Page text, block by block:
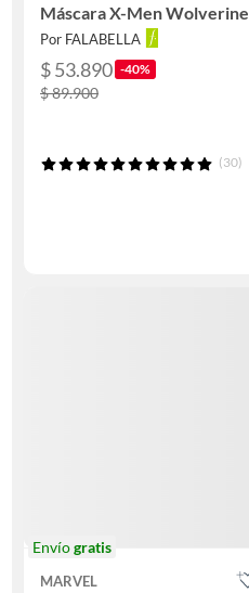
Máscara X-Men Wolverine
Por FALABELLA
$ 53.890 -40%
$ 89.900
(30)
Envíogratis
MARVEL